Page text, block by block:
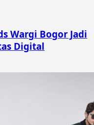
Wargi Bogor Jadi
Digital